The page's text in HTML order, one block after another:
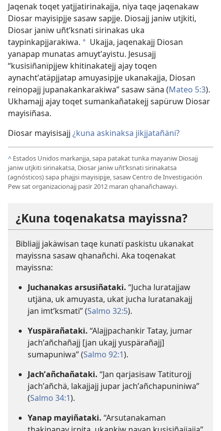
Jaqenak toqet yatjjatirinakajja, niya taqe jaqenakaw
Diosar mayisipjje sasaw sapjje. Diosajj janiw utjkiti,
Diosar janiw uñtʼksnati sirinakas uka
taypinkapjjarakiwa. * Ukajja, jaqenakajj Diosan
yanapap munatas amuytʼayistu. Jesusajj
“kusisiñanïpjjew khitinakatejj ajay toqen
aynachtʼatäpjjatap amuyasipjje ukanakajja, Diosan
reinopajj jupanakankarakiwa” sasaw säna (Mateo 5:3).
Ukhamajj ajay toqet sumankañatakejj sapüruw Diosar
mayisiñasa.
Diosar mayisisajj ¿kuna askinaksa jikjjatañäni?
^ Estados Unidos markanjja, sapa patakat tunka mayaniw Diosajj
janiw utjkiti sirinakatsa, Diosar janiw uñtʼksnati sirinakatsa
(agnósticos) sapa phajjsi mayisipjje, sasaw Centro de Investigación
Pew sat organizacionajj pasïr 2012 maran qhanañchawayi.
¿Kuna toqenakatsa mayissna?
Bibliajj jakäwisan taqe kunatï paskistu ukanakat
mayissna sasaw qhanañchi. Aka toqenakat
mayissna:
Juchanakas arsusiñataki. “Jucha luratajjaw
utjäna, uk amuyasta, ukat jucha luratanakajj
jan imtʼksmati” (Salmo 32:5).
Yuspärañataki. “Alajjpachankir Tatay, jumar
jachʼañchañajj [jan ukajj yuspärañajj]
sumapuniwa” (Salmo 92:1).
Jachʼañchañataki. “Jan qarjasisaw Tatiturojj
jachʼañchä, lakajjajj jupar jachʼañchapuniniwa”
(Salmo 34:1).
Yanap mayiñataki. “Arsutanakaman